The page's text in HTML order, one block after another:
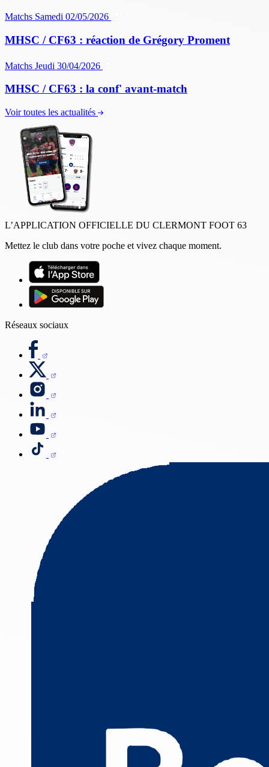
Matchs Samedi 02/05/2026
MHSC / CF63 : réaction de Grégory Proment
Matchs Jeudi 30/04/2026
MHSC / CF63 : la conf' avant-match
Voir toutes les actualités
L’APPLICATION OFFICIELLE DU CLERMONT FOOT 63
Mettez le club dans votre poche et vivez chaque moment.
Réseaux sociaux